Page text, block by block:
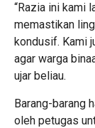
“Razia ini kami
memastikan
kondusif. Kami
agar warga
ujar beliau.
Barang-barang
oleh petugas